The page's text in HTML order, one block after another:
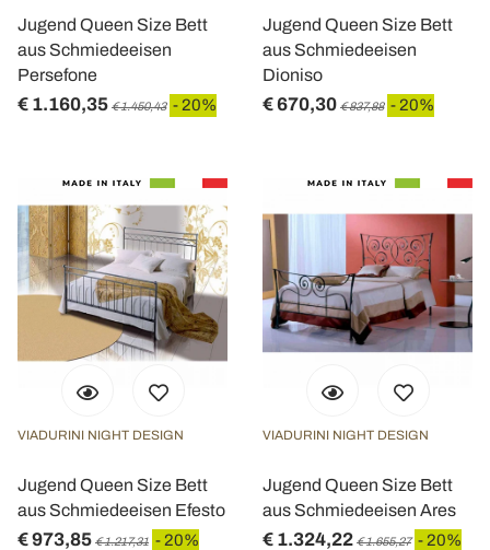
Jugend Queen Size Bett
aus Schmiedeeisen
Persefone
€ 1.160,35 € 1.450,43 - 20%
Jugend Queen Size Bett
aus Schmiedeeisen
Dioniso
€ 670,30 € 837,88 - 20%
VIADURINI NIGHT DESIGN
Jugend Queen Size Bett
aus Schmiedeeisen Efesto
€ 973,85 € 1.217,31 - 20%
VIADURINI NIGHT DESIGN
Jugend Queen Size Bett
aus Schmiedeeisen Ares
€ 1.324,22 € 1.655,27 - 20%